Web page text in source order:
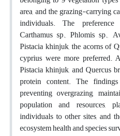
area, and the grazing-carrying
individuals. The
Carthamus sp., Phlomis sp.,
Pistacia khinjuk, the acorns of
cyprius were more preferred.
Pistacia khinjuk, and Quercus
protein content. The
preventing overgrazing,
population and resources,
individuals to other sites, and
ecosystem health and species